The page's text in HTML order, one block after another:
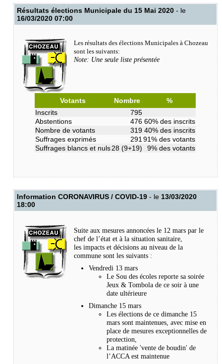
Résultats élections Municipale du 15 Mai 2020 - le
16/03/2020 07:00
Les résultats des élections Municipales à Chozeau
sont les suivants:
Note: Une seule liste présentée
Votants Nombre
%
Inscrits
795
Abstentions
476 60% des inscrits
Nombre de votants
319 40% des inscrits
Suffrages exprimés
291 91% des votants
Suffrages blancs et nuls28 (9+19) 9% des votants
Information CORONAVIRUS / COVID-19 - le 13/03/2020
18:00
Suite aux mesures annoncées le 12 mars par le
chef de l’état et à la situation sanitaire,
les impacts et décisions au niveau de la
commune sont les suivants :
Vendredi 13 mars
Le Sou des écoles reporte sa soirée
Jeux & Tombola de ce soir à une
date ultérieure
Dimanche 15 mars
Les élections de ce dimanche 15
mars sont maintenues, avec mise en
place de mesures exceptionnelles de
protection,
La matinée 'vente de boudin' de
l’ACCA est maintenue